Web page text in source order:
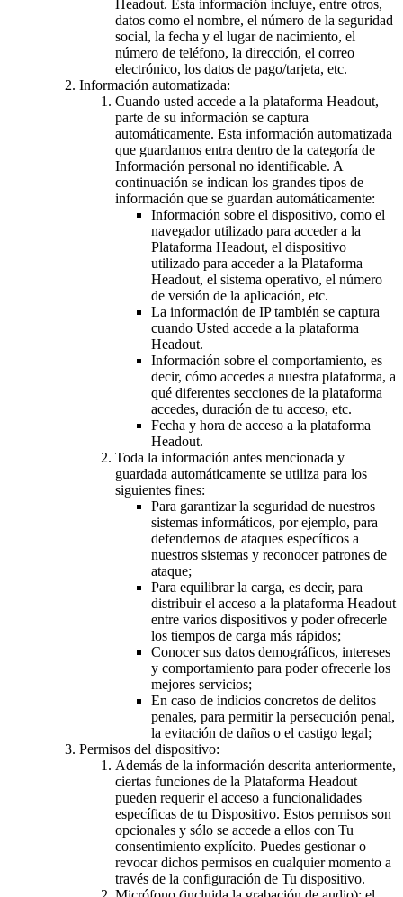
Headout. Esta información incluye, entre otros,
datos como el nombre, el número de la seguridad
social, la fecha y el lugar de nacimiento, el
número de teléfono, la dirección, el correo
electrónico, los datos de pago/tarjeta, etc.
Información automatizada:
Cuando usted accede a la plataforma Headout,
parte de su información se captura
automáticamente. Esta información automatizada
que guardamos entra dentro de la categoría de
Información personal no identificable. A
continuación se indican los grandes tipos de
información que se guardan automáticamente:
Información sobre el dispositivo, como el
navegador utilizado para acceder a la
Plataforma Headout, el dispositivo
utilizado para acceder a la Plataforma
Headout, el sistema operativo, el número
de versión de la aplicación, etc.
La información de IP también se captura
cuando Usted accede a la plataforma
Headout.
Información sobre el comportamiento, es
decir, cómo accedes a nuestra plataforma, a
qué diferentes secciones de la plataforma
accedes, duración de tu acceso, etc.
Fecha y hora de acceso a la plataforma
Headout.
Toda la información antes mencionada y
guardada automáticamente se utiliza para los
siguientes fines:
Para garantizar la seguridad de nuestros
sistemas informáticos, por ejemplo, para
defendernos de ataques específicos a
nuestros sistemas y reconocer patrones de
ataque;
Para equilibrar la carga, es decir, para
distribuir el acceso a la plataforma Headout
entre varios dispositivos y poder ofrecerle
los tiempos de carga más rápidos;
Conocer sus datos demográficos, intereses
y comportamiento para poder ofrecerle los
mejores servicios;
En caso de indicios concretos de delitos
penales, para permitir la persecución penal,
la evitación de daños o el castigo legal;
Permisos del dispositivo:
Además de la información descrita anteriormente,
ciertas funciones de la Plataforma Headout
pueden requerir el acceso a funcionalidades
específicas de tu Dispositivo. Estos permisos son
opcionales y sólo se accede a ellos con Tu
consentimiento explícito. Puedes gestionar o
revocar dichos permisos en cualquier momento a
través de la configuración de Tu dispositivo.